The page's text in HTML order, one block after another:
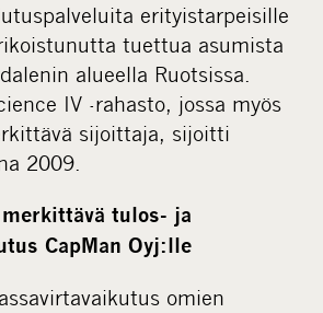
erityistarpeisille
tuettua asumista
alueella Ruotsissa.
IV -rahasto, jossa myös
sijoittaja, sijoitti
2009.
tulos- ja
CapMan Oyj:lle
omien